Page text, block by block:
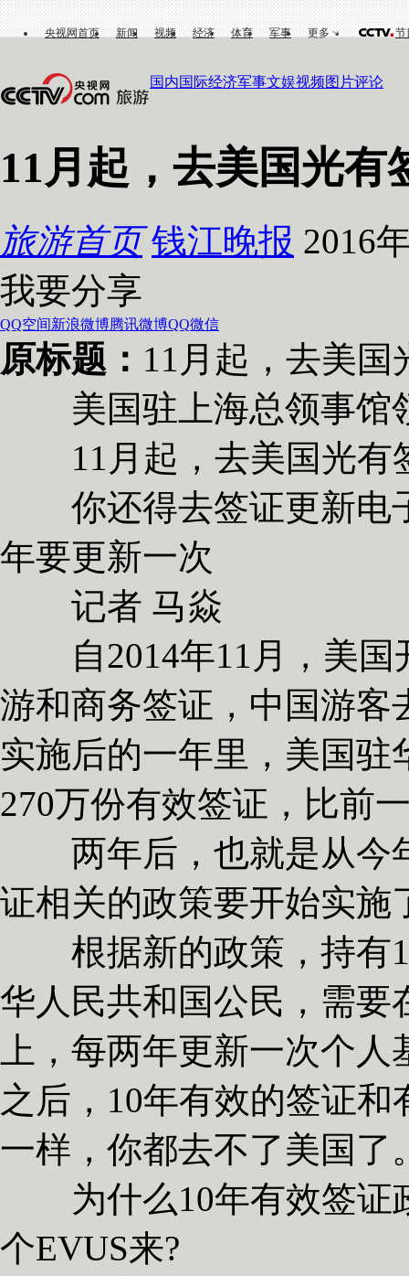
央视网首页 新闻 视频 经济 体育 军事 更多 节
国内国际经济军事文娱视频图片评论
11月起，去美国光有
旅游首页 钱江晚报 2016
我要分享
QQ空间新浪微博腾讯微博QQ微信
原标题： 11月起，去美国
美国驻上海总领事馆
11月起，去美国光有
你还得去签证更新电
年要更新一次
记者 马焱
自2014年11月，美国
游和商务签证，中国游客
实施后的一年里，美国
270万份有效签证，比前
两年后，也就是从今
证相关的政策要开始实施
根据新的政策，持有
华人民共和国公民，需要
上，每两年更新一次个
之后，10年有效的签证
一样，你都去不了美国了
为什么10年有效签证
个EVUS来?